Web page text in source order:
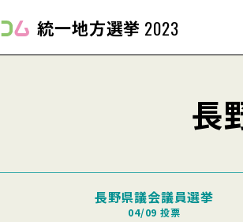
統一地方選挙 2023
長
長野県議会議員選挙
04/09 投票